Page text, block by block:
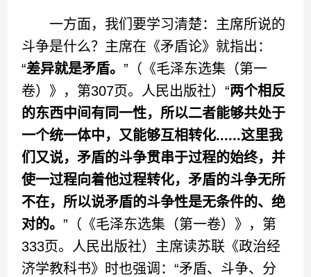
一方面，我们要学习清楚：主席所说的
斗争是什么？主席在《矛盾论》就指出：
“差异就是矛盾。”（《毛泽东选集（第一
卷）》，第307页。人民出版社）“两个相反
的东西中间有同一性，所以二者能够共处于
一个统一体中，又能够互相转化......这里我
们又说，矛盾的斗争贯串于过程的始终，并
使一过程向着他过程转化，矛盾的斗争无所
不在，所以说矛盾的斗争性是无条件的、绝
对的。”（《毛泽东选集（第一卷）》，第
333页。人民出版社）主席读苏联《政治经
济学教科书》时也强调：“矛盾、斗争、分